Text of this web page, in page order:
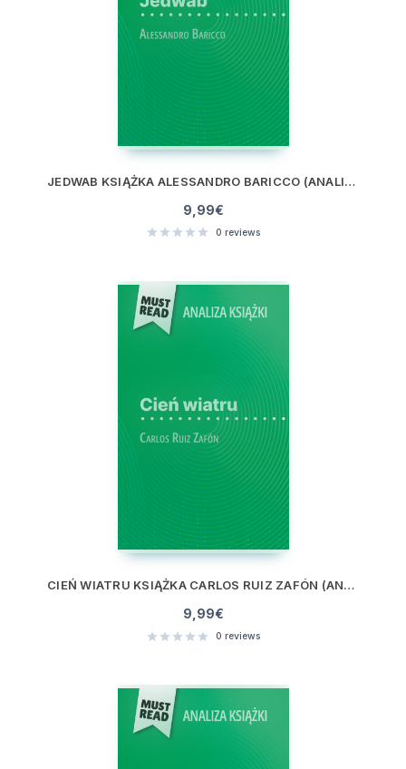
JEDWAB KSIĄŻKA ALESSANDRO BARICCO (ANALIZA KSIĄŻKI)
9,99€
0 reviews
CIEŃ WIATRU KSIĄŻKA CARLOS RUIZ ZAFÓN (ANALIZA KSIĄŻKI)
9,99€
0 reviews